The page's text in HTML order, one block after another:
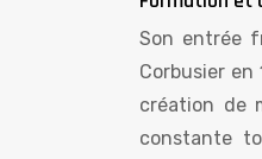
Son entrée
Corbusier
création de
constante